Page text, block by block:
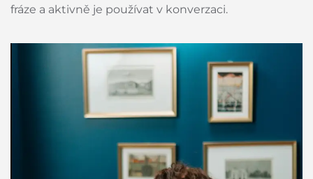
fráze a aktivně je používat v konverzaci.